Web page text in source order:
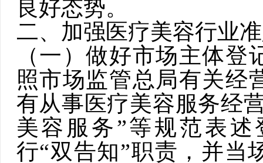
良好态势。
二、加强医疗美容行业
（一）做好市场主体登
照市场监管总局有关经
有从事医疗美容服务经
美容服务”等规范表
行“双告知”职责，并当